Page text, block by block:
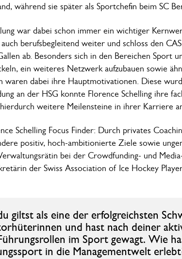
während sie später als Sportchefin beim SC
war dabei schon immer ein wichtiger
berufsbegleitend weiter und schloss den
ab. Besonders sich in den Bereichen Sport
ein weiteres Netzwerk aufzubauen sowie
waren dabei ihre Hauptmotivationen. Diese
an der HSG konnte Florence Schelling ihre
weitere Meilensteine in ihrer Karriere
Schelling Focus Finder: Durch privates
positiv, hoch-ambitionierte Ziele sowie
bei der Crowdfunding- und
der Swiss Association of Ice Hockey
giltst als eine der erfolgreichsten
und hast nach deiner
im Sport gewagt. Wie
in die Managementwelt